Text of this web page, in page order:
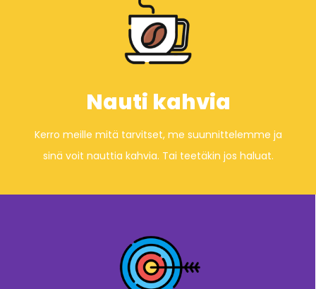
Nauti kahvia
Kerro meille mitä tarvitset, me suunnittelemme ja
sinä voit nauttia kahvia. Tai teetäkin jos haluat.